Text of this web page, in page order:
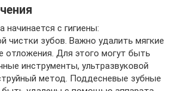
начинается с гигиены:
чистки зубов. Важно удалить мягкие
отложения. Для этого могут быть
инструменты, ультразвуковой
метод. Поддесневые зубные